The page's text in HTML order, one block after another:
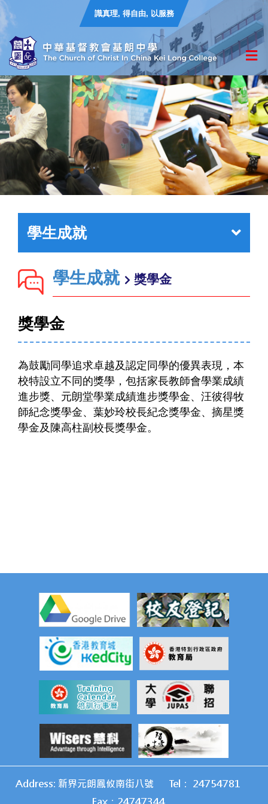
識真理, 得自由, 以服務
學生成就
學生成就 獎學金
獎學金
為鼓勵同學追求卓越及認定同學的優異表現，本
校特設立不同的獎學，包括家長教師會學業成績
進步獎、元朗堂學業成績進步獎學金、汪彼得牧
師紀念獎學金、葉妙玲校長紀念獎學金、摘星獎
學金及陳高柱副校長獎學金。
Address: 新界元朗鳳攸南街八號
Tel： 24754781